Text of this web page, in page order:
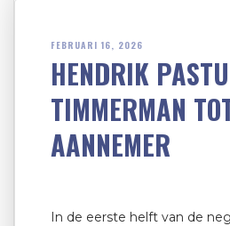
FEBRUARI 16, 2026
HENDRIK
TIMMERMAN
AANNEMER
In de eerste helft van de